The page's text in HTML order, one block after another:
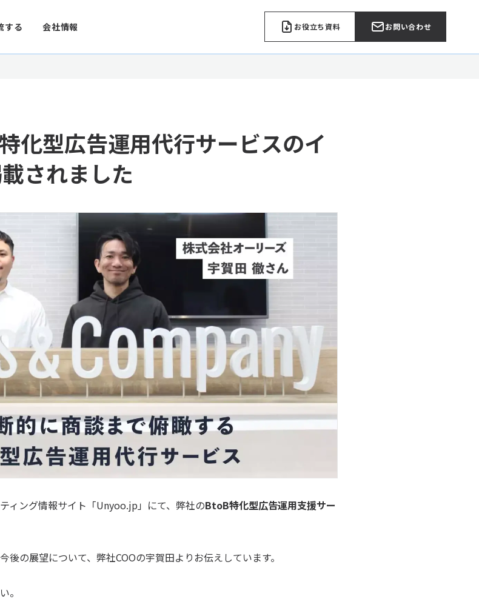
する 会社情報 お役立ち資料 お問い合わせ
化型広告運用代行サービスのイ
されました
ィング情報サイト「Unyoo.jp」にて、弊社のBtoB特化型広告運用支援サー
の展望について、弊社COOの宇賀田よりお伝えしています。
。